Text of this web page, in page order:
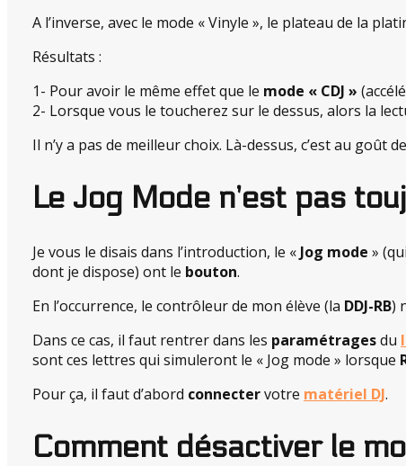
A l’inverse, avec le mode « Vinyle », le plateau de la
Résultats :
1- Pour avoir le même effet que le mode « CDJ »
2- Lorsque vous le toucherez sur le dessus, alors la
Il n’y a pas de meilleur choix. Là-dessus, c’est au goût
Le Jog Mode n’est pas
Je vous le disais dans l’introduction, le « Jog mode »
dont je dispose) ont le bouton.
En l’occurrence, le contrôleur de mon élève (la DDJ-RB)
Dans ce cas, il faut rentrer dans les paramétragesdu
sont ces lettres qui simuleront le « Jog mode » lorsque
Pour ça, il faut d’abord connectervotre matériel DJ.
Comment désactiver le